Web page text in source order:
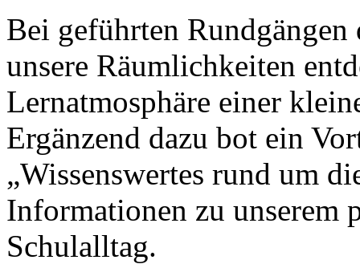
Bei geführten Rundgängen
unsere Räumlichkeiten
Lernatmosphäre einer
Ergänzend dazu bot ein
„Wissenswertes rund um
Informationen zu unserem
Schulalltag.